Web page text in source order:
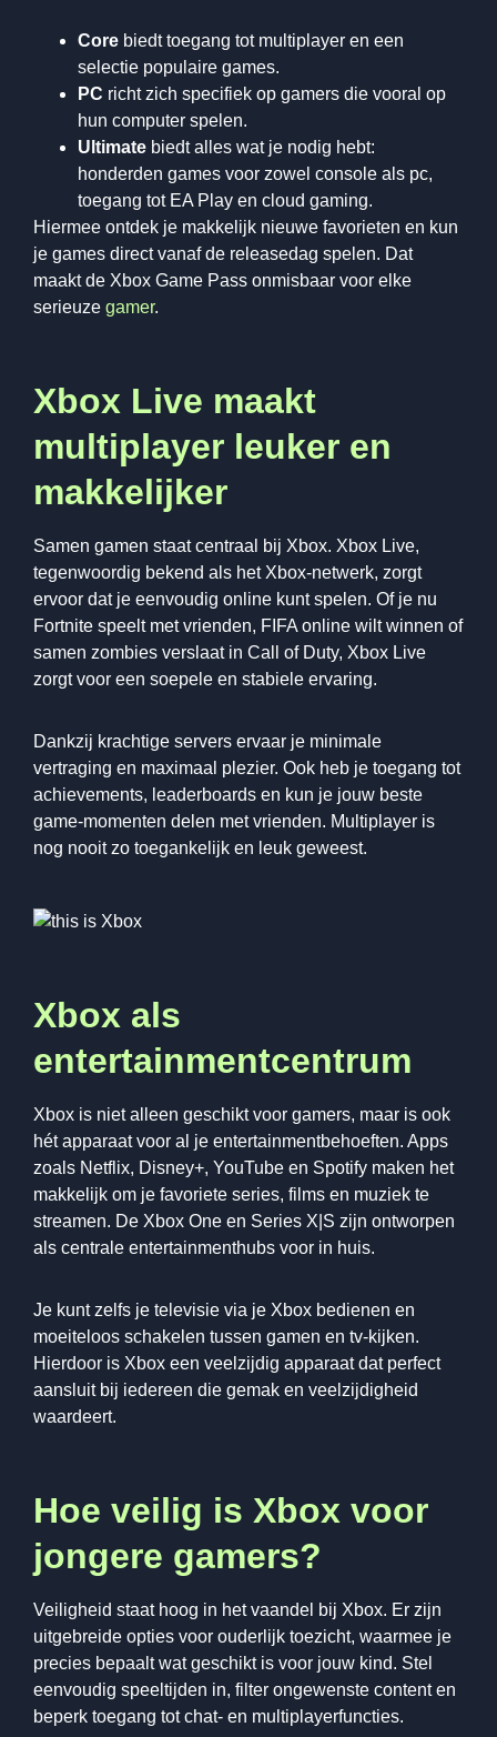
Core biedt toegang tot multiplayer en een
selectie populaire games.
PC richt zich specifiek op gamers die vooral op
hun computer spelen.
Ultimate biedt alles wat je nodig hebt:
honderden games voor zowel console als pc,
toegang tot EA Play en cloud gaming.
Hiermee ontdek je makkelijk nieuwe favorieten en kun
je games direct vanaf de releasedag spelen. Dat
maakt de Xbox Game Pass onmisbaar voor elke
serieuze gamer.
Xbox Live maakt
multiplayer leuker en
makkelijker
Samen gamen staat centraal bij Xbox. Xbox Live,
tegenwoordig bekend als het Xbox-netwerk, zorgt
ervoor dat je eenvoudig online kunt spelen. Of je nu
Fortnite speelt met vrienden, FIFA online wilt winnen of
samen zombies verslaat in Call of Duty, Xbox Live
zorgt voor een soepele en stabiele ervaring.
Dankzij krachtige servers ervaar je minimale
vertraging en maximaal plezier. Ook heb je toegang tot
achievements, leaderboards en kun je jouw beste
game-momenten delen met vrienden. Multiplayer is
nog nooit zo toegankelijk en leuk geweest.
Xbox als
entertainmentcentrum
Xbox is niet alleen geschikt voor gamers, maar is ook
hét apparaat voor al je entertainmentbehoeften. Apps
zoals Netflix, Disney+, YouTube en Spotify maken het
makkelijk om je favoriete series, films en muziek te
streamen. De Xbox One en Series X|S zijn ontworpen
als centrale entertainmenthubs voor in huis.
Je kunt zelfs je televisie via je Xbox bedienen en
moeiteloos schakelen tussen gamen en tv-kijken.
Hierdoor is Xbox een veelzijdig apparaat dat perfect
aansluit bij iedereen die gemak en veelzijdigheid
waardeert.
Hoe veilig is Xbox voor
jongere gamers?
Veiligheid staat hoog in het vaandel bij Xbox. Er zijn
uitgebreide opties voor ouderlijk toezicht, waarmee je
precies bepaalt wat geschikt is voor jouw kind. Stel
eenvoudig speeltijden in, filter ongewenste content en
beperk toegang tot chat- en multiplayerfuncties.